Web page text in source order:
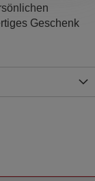
Geschenk